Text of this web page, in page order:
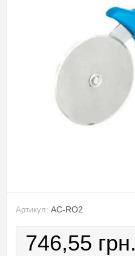
Артикул: AC-RO2
746,55 грн.